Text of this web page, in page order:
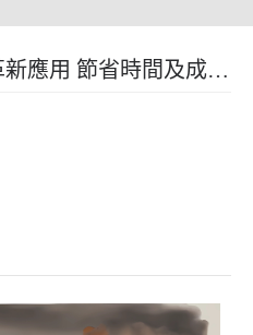
生成式AI在印刷業的革新應用 節省時間及成本，同時提升效率